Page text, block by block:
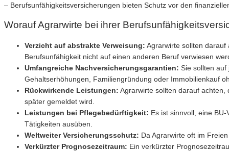
– Berufsunfähigkeitsversicherungen bieten Schutz vor den
Worauf Agrarwirte bei ihrer
Verzicht auf abstrakte Verweisung: Agrarwirte sollten darauf
Berufsunfähigkeit nicht auf einen anderen Beruf verwiesen
Umfangreiche Nachversicherungsgarantien: Sie sollten auf
Gehaltserhöhungen, Familiengründung oder Immobilienkauf
Rückwirkende Leistungen: Agrarwirte sollten darauf achten,
später gemeldet wird.
Leistungen bei Pflegebedürftigkeit: Es ist sinnvoll, eine
Tätigkeiten ausüben.
Weltweiter Versicherungsschutz: Da Agrarwirte oft im
Verkürzter Prognosezeitraum: Ein verkürzter